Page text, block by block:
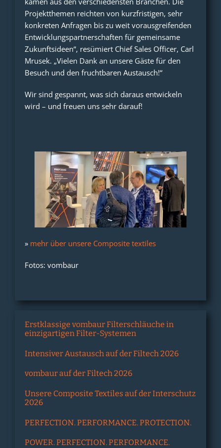
Projektthemen reichten von kurzfristigen, sehr
konkreten Anfragen bis zu weit vorausgreifenden
Entwicklungspartnerschaften für gemeinsame
Zukunftsideen“, resümiert Chief Sales Officer, Carl
Mrusek. „Vielen Dank an unsere Gäste für den
Besuch und den fruchtbaren Austausch!“
Wir sind gespannt, was sich daraus entwickeln
wird – und freuen uns sehr darauf!
» mehr über unsere Composite textiles
Fotos: vombaur
Erstklassige vombaur Filterschläuche in
einzigartigen Filter-Systemen
Intensiver Austausch auf der Filtech 2026
vombaur auf der Filtech 2026
Unsere Composite Textiles auf der Interschutz
2026
PERFECTION. PERFORMANCE. PROTECTION.
POWER. PERFECTION. PERFORMANCE.